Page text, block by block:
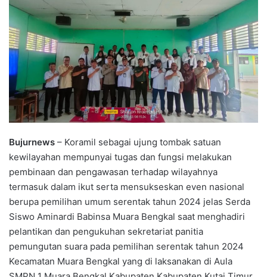
Bujurnews – Koramil sebagai ujung tombak satuan
kewilayahan mempunyai tugas dan fungsi melakukan
pembinaan dan pengawasan terhadap wilayahnya
termasuk dalam ikut serta mensukseskan even nasional
berupa pemilihan umum serentak tahun 2024 jelas Serda
Siswo Aminardi Babinsa Muara Bengkal saat menghadiri
pelantikan dan pengukuhan sekretariat panitia
pemungutan suara pada pemilihan serentak tahun 2024
Kecamatan Muara Bengkal yang di laksanakan di Aula